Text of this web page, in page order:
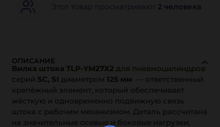
Этот товар просматривают 2 человека
ОПИСАНИЕ
Вилка штока TLP-YM27X2для пневмоцилиндров
серий SC, SI диаметром 125 мм — ответственный
крепёжный элемент, который обеспечивает
жёсткую и одновременно подвижную связь
штока с рабочим механизмом. Деталь рассчитана
на значительные осевые и боковые нагрузки,